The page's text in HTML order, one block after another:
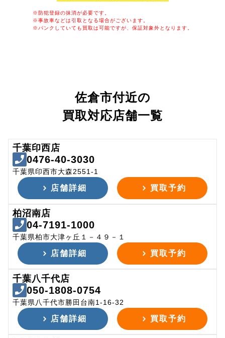
※防犯登録の抹消が必要です。
※事故車などは引取となる場合がございます。
※パンクしていても買取は可能ですが、保証対象外となります。
佐倉市付近の
買取対応店舗一覧
千葉印西店
0476-40-3030
千葉県印西市大森2551-1
店舗詳細 買取予約
柏沼南店
04-7191-1000
千葉県柏市大津ヶ丘１－４９－１
店舗詳細 買取予約
千葉八千代店
050-1808-0754
千葉県八千代市勝田台南1-16-32
店舗詳細 買取予約